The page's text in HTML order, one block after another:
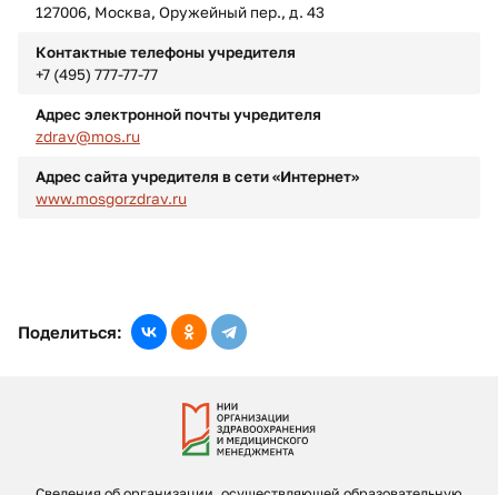
127006, Москва, Оружейный пер., д. 43
Контактные телефоны учредителя
+7 (495) 777-77-77
Адрес электронной почты учредителя
zdrav@mos.ru
Адрес сайта учредителя в сети «Интернет»
www.mosgorzdrav.ru
Поделиться: